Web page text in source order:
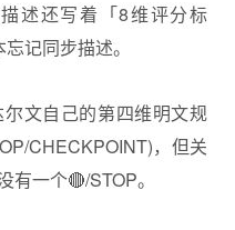
述还写着「8维评分标
记同步描述。
文自己的第四维明文规
CHECKPOINT)，但关
一个🔴/STOP。